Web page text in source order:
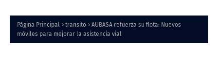
Página Principal transito
AUBASA refuerza su flota: Nuevos
móviles para mejorar la asistencia vial